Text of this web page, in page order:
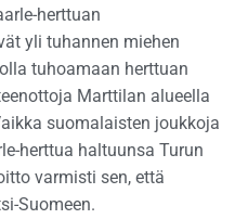
herttuan
yli tuhannen miehen
tuhoamaan herttuan
Marttilan alueella
suomalaisten joukkoja
herttua haltuunsa Turun
varmisti sen, että
Suomeen.